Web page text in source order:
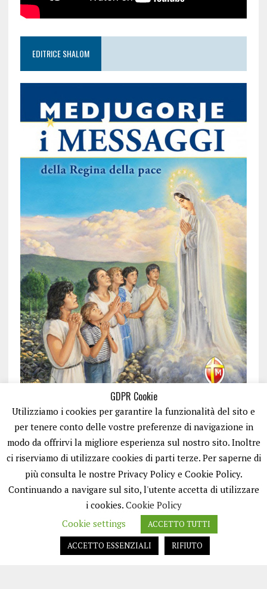
EDITRICE SHALOM
ISCRIVITI
GDPR Cookie
Utilizziamo i cookies per garantire la funzionalità del sito e
per tenere conto delle vostre preferenze di navigazione in
modo da offrirvi la migliore esperienza sul nostro sito. Inoltre
ci riserviamo di utilizzare cookies di parti terze. Per saperne di
più consulta le nostre Privacy Policy e Cookie Policy.
Continuando a navigare sul sito, l'utente accetta di utilizzare
i cookies. Cookie Policy
Cookie settings
ACCETTO TUTTI
ACCETTO ESSENZIALI
RIFIUTO